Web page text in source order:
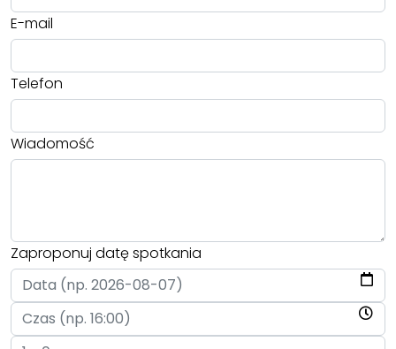
E-mail
Telefon
Wiadomość
Zaproponuj datę spotkania